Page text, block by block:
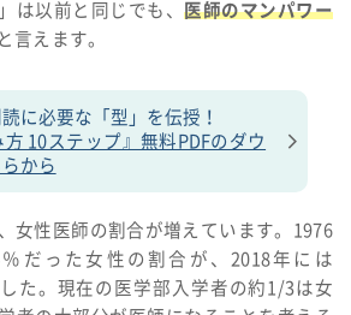
は以前と同じでも、医師のマンパワー
言えます。
に必要な「型」を伝授！
方 10ステップ』無料PDFのダウ
から
女性医師の割合が増えています。1976
だった女性の割合が、2018年には
た。現在の医学部入学者の約1/3は女